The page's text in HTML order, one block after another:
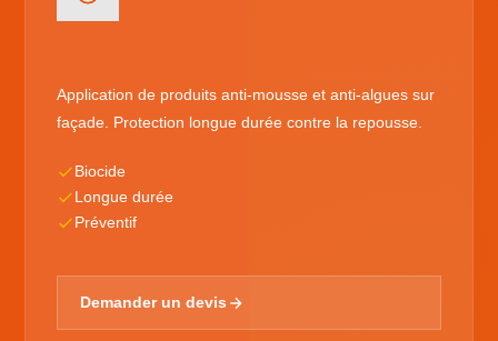
Application de produits anti-mousse et anti-algues sur
façade. Protection longue durée contre la repousse.
Biocide
Longue durée
Préventif
Demander un devis